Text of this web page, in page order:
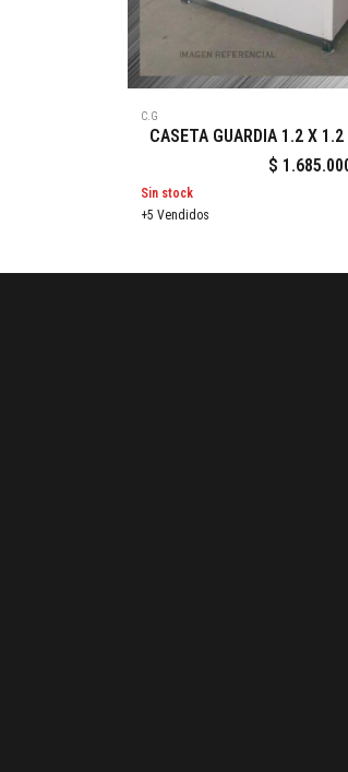
C.G
CASETA GUARDIA 1.2 X 1.2
$
Sin stock
+5 Vendidos